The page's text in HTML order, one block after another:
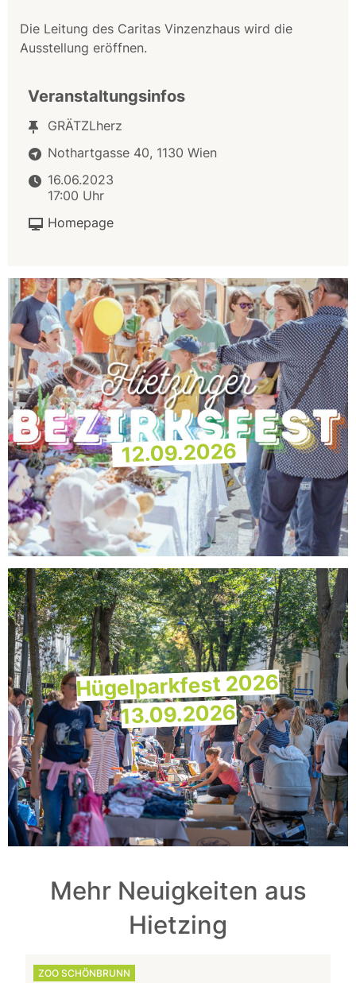
Die Leitung des Caritas Vinzenzhaus wird die
Ausstellung eröffnen.
Veranstaltungsinfos
GRÄTZLherz
Nothartgasse 40, 1130 Wien
16.06.2023
17:00 Uhr
Homepage
12.09.2026
Hügelparkfest 2026
13.09.2026
Mehr Neuigkeiten aus
Hietzing
ZOO SCHÖNBRUNN